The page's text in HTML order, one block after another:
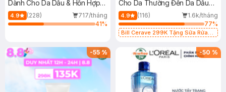
Dành Cho Da Dầu & Hỗn Hợp
500ml
4.9 (228)
717/tháng
41%
Cho Da Thường Đến Da Dầu
473ml
4.9 (116)
1.6k/tháng
77%
Bill Cerave 299K Tặng Sữa Rửa
-55% -50 %